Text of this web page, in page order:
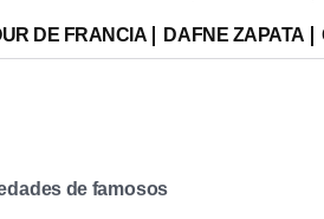
DE FRANCIA DAFNE ZAPATA
de famosos